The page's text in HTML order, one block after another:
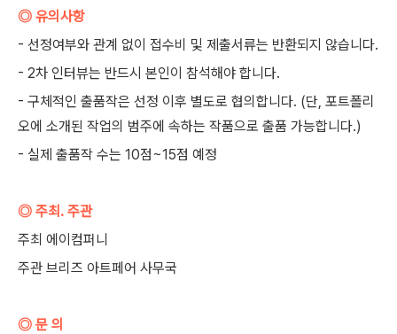
◎ 유의사항
- 선정여부와 관계 없이 접수비 및 제출서류는 반환되지 않습니다.
- 2차 인터뷰는 반드시 본인이 참석해야 합니다.
- 구체적인 출품작은 선정 이후 별도로 협의합니다. (단, 포트폴리
오에 소개된 작업의 범주에 속하는 작품으로 출품 가능합니다.)
- 실제 출품작 수는 10점~15점 예정
◎ 주최. 주관
주최 에이컴퍼니
주관 브리즈 아트페어 사무국
◎ 문 의